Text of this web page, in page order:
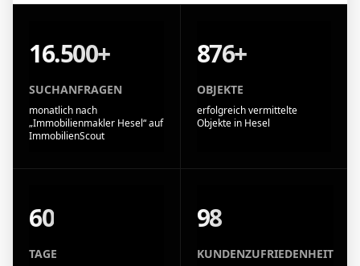
16.500+
SUCHANFRAGEN
monatlich nach
„Immobilienmakler Hesel“ auf
ImmobilienScout
876+
OBJEKTE
erfolgreich vermittelte
Objekte in Hesel
60
TAGE
98
KUNDENZUFRIEDENHEIT